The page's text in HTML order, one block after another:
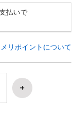
払いで
メリポイントについて